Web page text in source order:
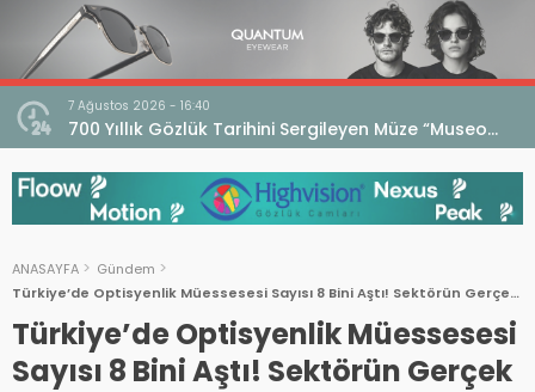
7 Ağustos 2026 - 16:40
700 Yıllık Gözlük Tarihini Sergileyen Müze “Museo
dell’Occhiale”
ANASAYFA
Gündem
Türkiye’de Optisyenlik Müessesesi Sayısı 8 Bini Aştı! Sektörün Gerçek
Büyüklüğü
Türkiye’de Optisyenlik Müessesesi
Sayısı 8 Bini Aştı! Sektörün Gerçek